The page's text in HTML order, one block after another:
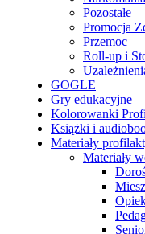
Pozostałe
Promocja
Przemoc
Roll-up i
GOGLE
Gry edukacyjne
Kolorowanki
Książki i
Materiały
Materiały